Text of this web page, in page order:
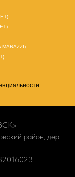
MARAZZI)
)
район, дер.